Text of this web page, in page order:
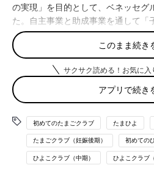
の実現」を目的として、ベネッセグ
た。自主事業と助成事業を通して「
動」「病気・障がいを抱える子ども
抱える子どもの学び支援」「よりよ
支援」の4つのテーマに、緊急支援
びや育ちの支援」を加えた5つのテ
に取り組んでいます。2023年度は
の助成を行いました。また、「令
子どもの学びや育ちの支援活動助成
【公式サイト】公益財団法人ベネッ
kodomokikin.or.jp)
このまま続き
サクサク読める！お気に
アプリで続き
初めてのたまごクラブ たまひよ
たまごクラブ（妊娠後期） 初めての
ひよこクラブ（中期） ひよこクラブ